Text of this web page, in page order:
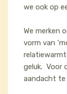
we ook op
We merken
vorm van
geluk. Voor
aandacht te